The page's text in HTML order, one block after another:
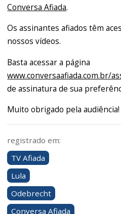
Conversa Afiada.
Os assinantes afiados têm
nossos vídeos.
Basta acessar a página
www.conversaafiada.com.br/
de assinatura de sua
Muito obrigado pela audiência!
registrado em:
TV Afiada
Lula
Odebrecht
Conversa Afiada